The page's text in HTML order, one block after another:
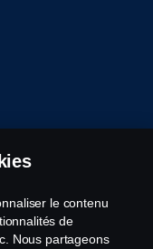
le contenu
de
Nous partageons